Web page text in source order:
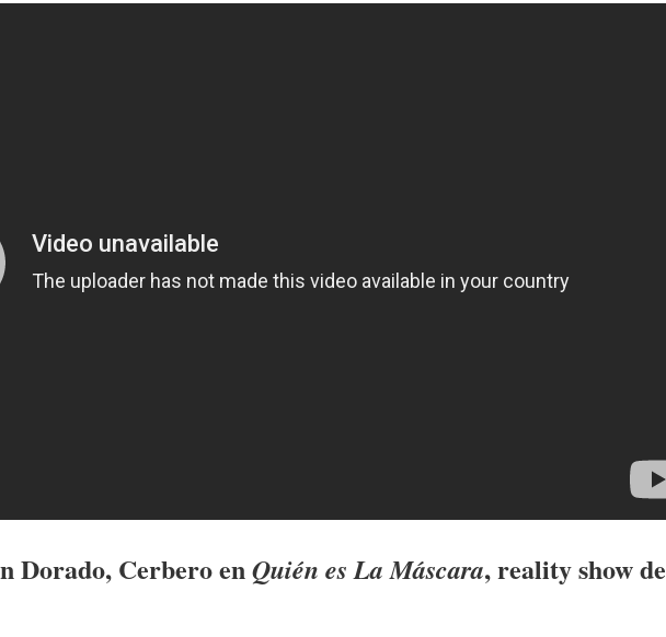
Dorado, Cerbero enQuién es La Máscara, reality show de